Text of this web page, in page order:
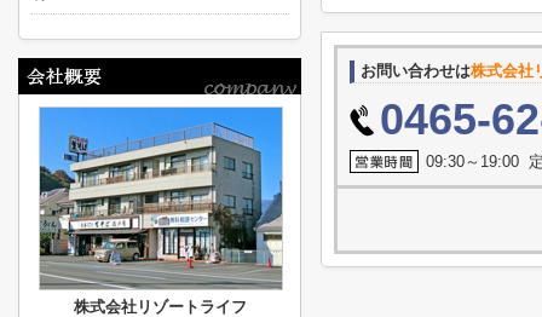
お問い合わせは株式会社
0465-
09:30～19:00
株式会社リゾートライフ